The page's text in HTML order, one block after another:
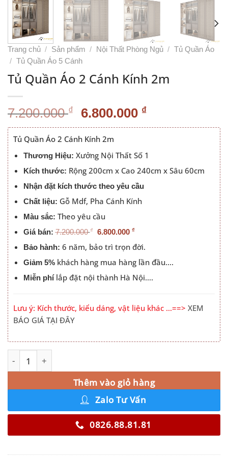
Trang chủ / Sản phẩm / Nội Thất Phòng Ngủ / Tủ Quần Áo
/ Tủ Quần Áo 5 Cánh
Tủ Quần Áo 2 Cánh Kính 2m
7.200.000₫ Giá
gốc
là:
7.200.000 ₫.
6.800.000 ₫Giá
hiện
là:
6.800.000 ₫.
Tủ Quần Áo 2 Cánh Kính 2m
Thương Hiệu: Xưởng Nội Thất Số 1
Kích thước: Rộng 200cm x Cao 240cm x Sâu 60cm
Nhận đặt kích thước theo yêu cầu
Chất liệu: Gỗ Mdf, Pha Cánh Kính
Màu sắc: Theo yêu cầu
Giá bán:7.200.000 ₫ 6.800.000 ₫
Bảo hành: 6 năm, bảo trì trọn đời.
Giảm 5%khách hàng mua hàng lần đầu….
Miễn phílắp đặt nội thành Hà Nội….
Lưu ý: Kích thước, kiểu dáng, vật liệu khác …==> XEM
BÁO GIÁ TẠI ĐÂY
Tủ Quần Áo 2 Cánh Kính 2m số lượng
Thêm vào giỏ hàng
Alternative:
Zalo Tư Vấn
0826.88.81.81